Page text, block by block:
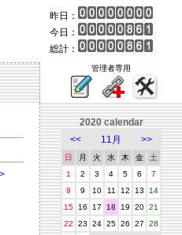
昨日：
今日：
総計：
管理者専用
2020 calendar
<<
11月 >>
日 月 火 水 木 金
土
1
2 3 4 5 6
7
8
9 10 11 12 13
14
15
16 17 18 19 20 21
22
23 24 25 26 27
28